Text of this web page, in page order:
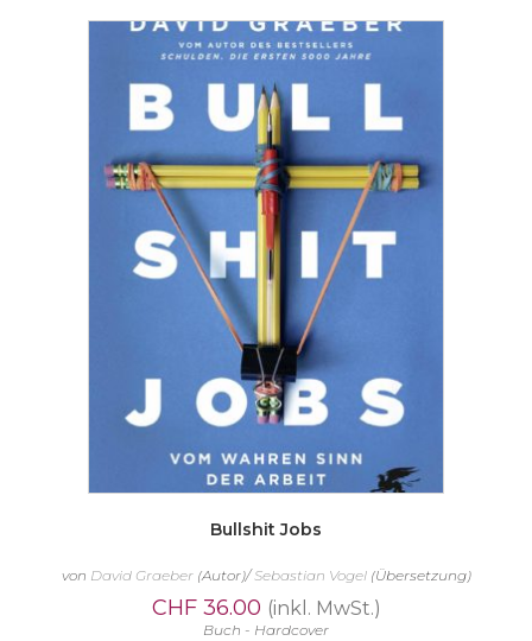
Bullshit Jobs
von David Graeber(Autor)/Sebastian Vogel(Übersetzung)
CHF36.00 (inkl. MwSt.)
Buch - Hardcover